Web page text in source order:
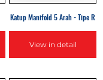
Katup Manifold 5 Arah - Tipe R
View in detail